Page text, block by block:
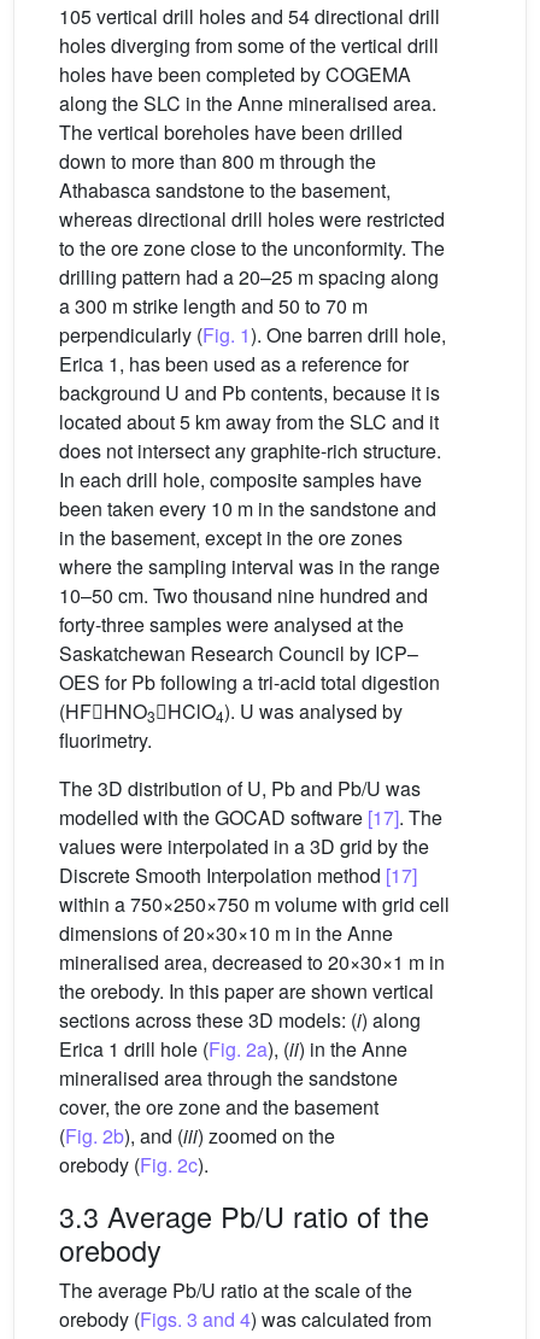
105 vertical drill holes and 54 directional drill
holes diverging from some of the vertical drill
holes have been completed by COGEMA
along the SLC in the Anne mineralised area.
The vertical boreholes have been drilled
down to more than 800 m through the
Athabasca sandstone to the basement,
whereas directional drill holes were restricted
to the ore zone close to the unconformity. The
drilling pattern had a 20–25 m spacing along
a 300 m strike length and 50 to 70 m
perpendicularly (Fig. 1). One barren drill hole,
Erica 1, has been used as a reference for
background U and Pb contents, because it is
located about 5 km away from the SLC and it
does not intersect any graphite-rich structure.
In each drill hole, composite samples have
been taken every 10 m in the sandstone and
in the basement, except in the ore zones
where the sampling interval was in the range
10–50 cm. Two thousand nine hundred and
forty-three samples were analysed at the
Saskatchewan Research Council by ICP–
OES for Pb following a tri-acid total digestion
(HFHNO3HClO4). U was analysed by
fluorimetry.
The 3D distribution of U, Pb and Pb/U was
modelled with the GOCAD software [17]. The
values were interpolated in a 3D grid by the
Discrete Smooth Interpolation method [17]
within a 750×250×750 m volume with grid cell
dimensions of 20×30×10 m in the Anne
mineralised area, decreased to 20×30×1 m in
the orebody. In this paper are shown vertical
sections across these 3D models: (i) along
Erica 1 drill hole (Fig. 2a), (ii) in the Anne
mineralised area through the sandstone
cover, the ore zone and the basement
(Fig. 2b), and (iii) zoomed on the
orebody (Fig. 2c).
3.3 Average Pb/U ratio of the
orebody
The average Pb/U ratio at the scale of the
orebody (Figs. 3 and 4) was calculated from